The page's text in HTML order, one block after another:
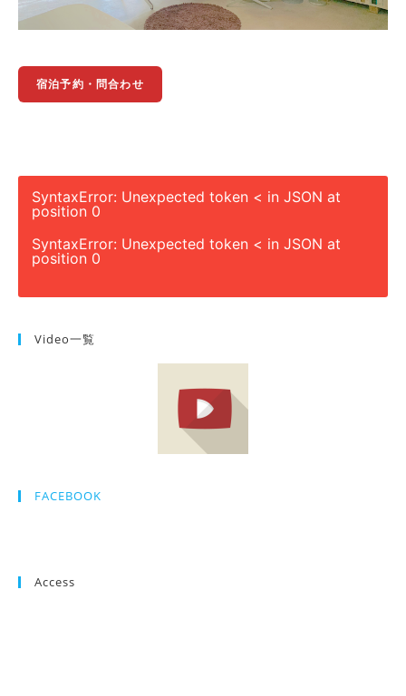
宿泊予約・問合わせ
SyntaxError: Unexpected token < in JSON at
position 0
SyntaxError: Unexpected token < in JSON at
position 0
Video一覧
FACEBOOK
Access